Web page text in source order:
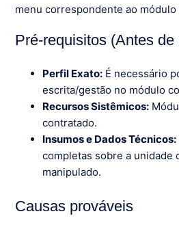
menu correspondente ao módulo
Pré-requisitos (Antes de
Perfil Exato: É necessário
escrita/gestão no módulo
Recursos Sistêmicos:
contratado.
Insumos e Dados Técnicos:
completas sobre a unidade
manipulado.
Causas prováveis